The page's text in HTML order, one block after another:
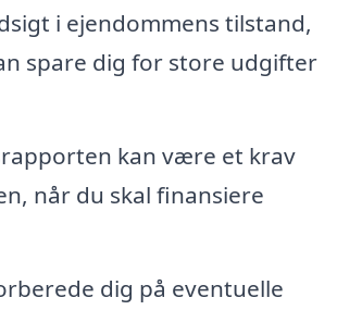
i ejendommens tilstand,
spare dig for store udgifter
kan være et krav
når du skal finansiere
dig på eventuelle